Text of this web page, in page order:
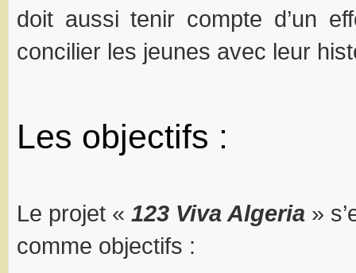
doit aussi tenir compte d’un
concilier les jeunes avec leur
Les objectifs :
Le projet « 123 Viva Algeria »
comme objectifs :